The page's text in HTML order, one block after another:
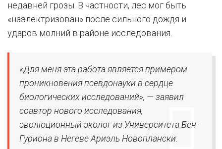
недавней грозы. В частности, лес мог быть
«наэлектризован» после сильного дождя и
ударов молний в районе исследования.
«Для меня эта работа является примером
проникновения псевдонауки в сердце
биологических исследований», — заявил
соавтор нового исследования,
эволюционный эколог из Университета Бен-
Гуриона в Негеве Ариэль Новоплански.